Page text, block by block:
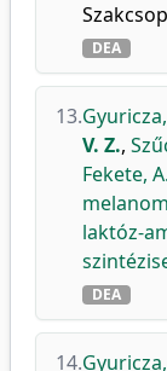
DEA
13.
V. Z.,
Fekete, A.
laktóz-
DEA
14.